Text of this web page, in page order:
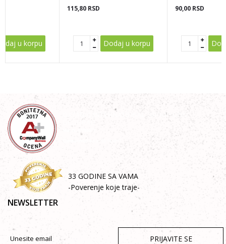
POŠALJI
u korpu
115,80 RSD
Dodaj u korpu
90,00 RSD
33 GODINE SA VAMA
-Poverenje koje traje-
NEWSLETTER
PRIJAVITE SE